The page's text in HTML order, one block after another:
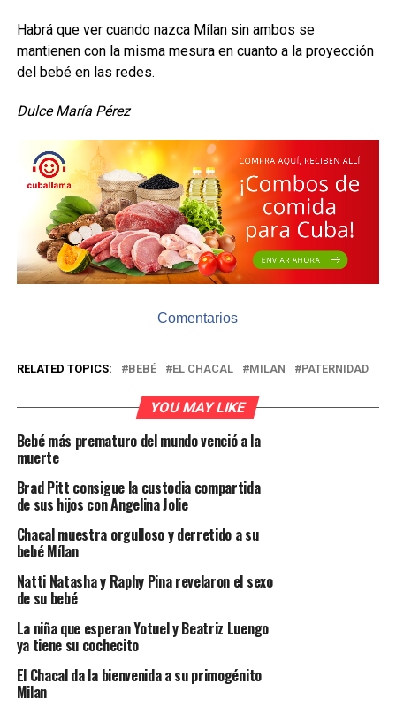
Habrá que ver cuando nazca Mílan sin ambos se
mantienen con la misma mesura en cuanto a la proyección
del bebé en las redes.
Dulce María Pérez
Comentarios
RELATED TOPICS: BEBÉ EL CHACAL MILAN PATERNIDAD
YOU MAY LIKE
Bebé más prematuro del mundo venció a la
muerte
Brad Pitt consigue la custodia compartida
de sus hijos con Angelina Jolie
Chacal muestra orgulloso y derretido a su
bebé Mílan
Natti Natasha y Raphy Pina revelaron el sexo
de su bebé
La niña que esperan Yotuel y Beatriz Luengo
ya tiene su cochecito
El Chacal da la bienvenida a su primogénito
Milan